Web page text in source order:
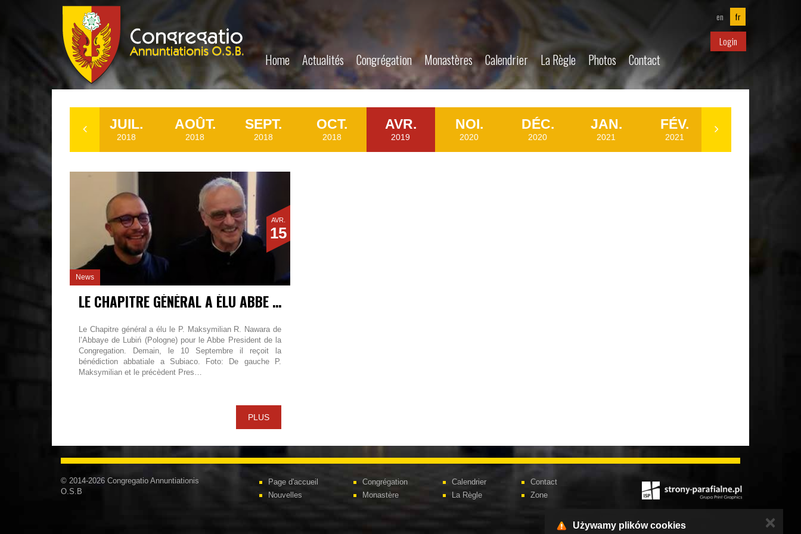
Home Actualités Congrégation Monastères Calendrier La Règle Photos Contact
en fr
Login
JUIL.
2018
AOÛT.
2018
SEPT.
2018
OCT.
2018
AVR.
2019
NOI.
2020
DÉC.
2020
JAN.
2021
FÉV.
2021
AVR.
15
News
LE CHAPITRE GÉNÉRAL A ÉLU ABBE PRESIDENT
Le Chapitre général a élu le P. Maksymilian R. Nawara de
l’Abbaye de Lubiń (Pologne) pour le Abbe President de la
Congregation. Demain, le 10 Septembre il reçoit la
bénédiction abbatiale a Subiaco. Foto: De gauche P.
Maksymilian et le précèdent Pres…
PLUS
© 2014-2026 Congregatio Annuntiationis
O.S.B
Page d'accueil
Nouvelles
Congrégation
Monastère
Calendrier
La Règle
Contact
Zone
Używamy plików cookies ✕